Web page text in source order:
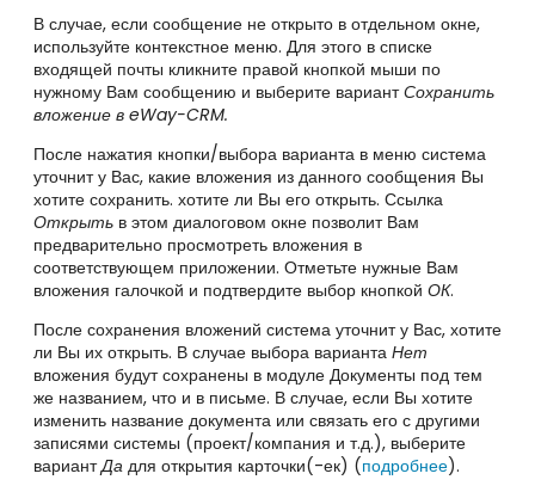
В случае, если сообщение не открыто в отдельном окне,
используйте контекстное меню. Для этого в списке
входящей почты кликните правой кнопкой мыши по
нужному Вам сообщению и выберите вариантСохранить
вложение в eWay-CRM.
После нажатия кнопки/выбора варианта в меню система
уточнит у Вас, какие вложения из данного сообщения Вы
хотите сохранить. хотите ли Вы его открыть. Ссылка
Открыть в этом диалоговом окне позволит Вам
предварительно просмотреть вложения в
соответствующем приложении. Отметьте нужные Вам
вложения галочкой и подтвердите выбор кнопкой ОК.
После сохранения вложений система уточнит у Вас, хотите
ли Вы их открыть. В случае выбора варианта Нет
вложения будут сохранены в модуле Документы под тем
же названием, что и в письме. В случае, если Вы хотите
изменить название документа или связать его с другими
записями системы (проект/компания и т.д.), выберите
вариантДа для открытия карточки(-ек) (подробнее).